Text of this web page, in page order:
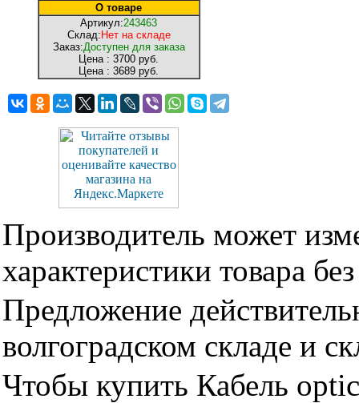
О товаре
Артикул:243463
Склад: Нет на складе
Заказ:Доступен для заказа
Цена : 3700 руб.
Цена : 3689 руб.
Производитель может
характеристики товара
Предложение
волгоградском складе и
Чтобы купить Кабель